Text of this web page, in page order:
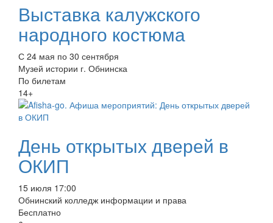
Выставка калужского
народного костюма
С 24 мая по 30 сентября
Музей истории г. Обнинска
По билетам
14+
День открытых дверей в
ОКИП
15 июля 17:00
Обнинский колледж информации и права
Бесплатно